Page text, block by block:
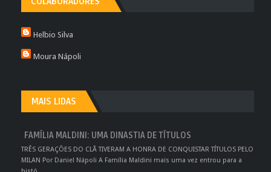
Helbio Silva
Moura Nápoli
MAIS LIDAS
FAMÍLIA MALDINI: UMA DINASTIA DE TÍTULOS
TRÊS GERAÇÕES DO CLÃ TIVERAM A HONRA DE CONQUISTAR TÍTULOS PELO
MILAN Por Daniel Nápoli A Família Maldini mais uma vez entrou para a